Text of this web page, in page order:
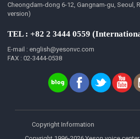
Cheongdam-dong 6-12, Gangnam-gu, Seoul,
version)
TEL : +82 2 3444 0559
E-mail : english@yesonvc.com
FAX : 02-3444-0538
Copyright Information